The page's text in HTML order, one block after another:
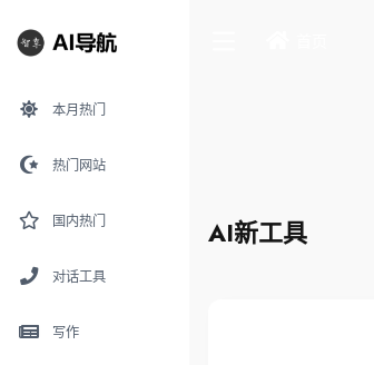
本月热门
热门网站
国内热门
对话工具
写作
AI新工具